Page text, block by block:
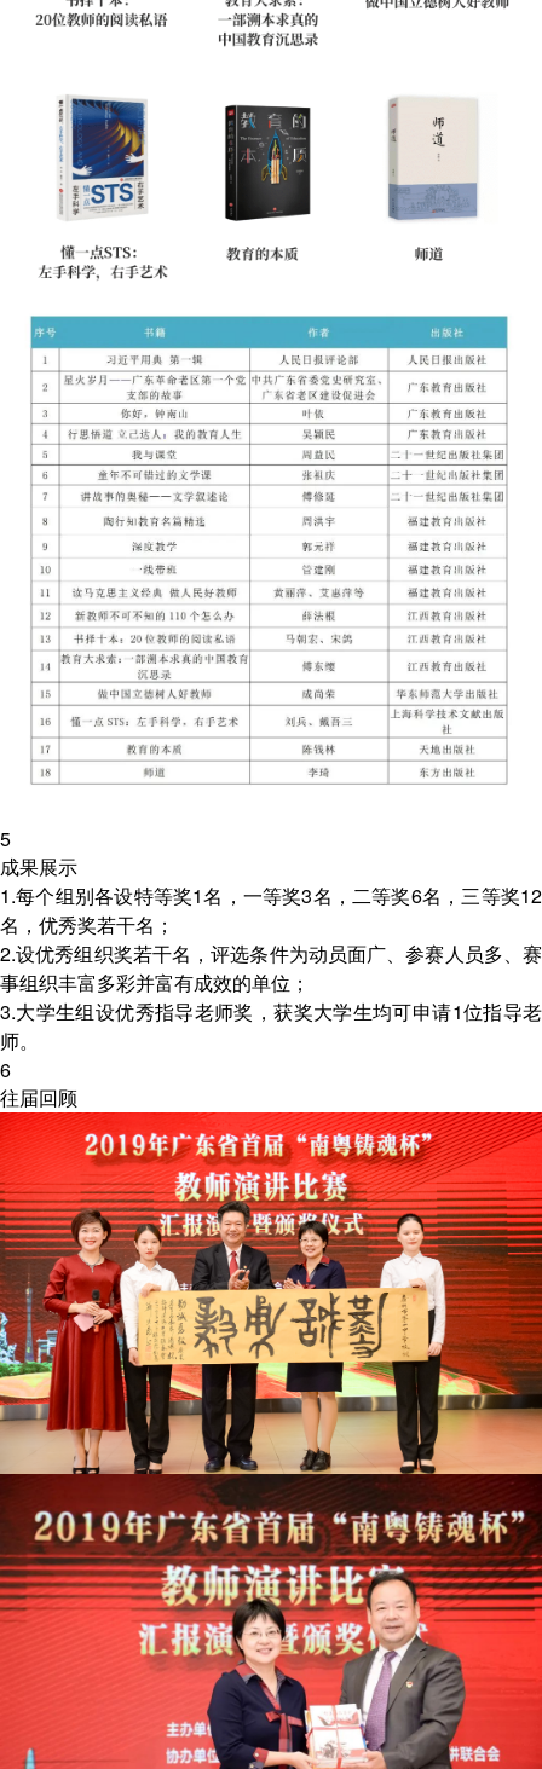
5
成果展示
1.每个组别各设特等奖1名，一等奖3名，二等奖6名，三等奖12
名，优秀奖若干名；
2.设优秀组织奖若干名，评选条件为动员面广、参赛人员多、赛
事组织丰富多彩并富有成效的单位；
3.大学生组设优秀指导老师奖，获奖大学生均可申请1位指导老
师。
6
往届回顾